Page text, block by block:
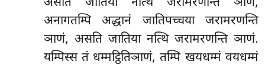
अनागतम्पि अद्धानं जातिपच्चया जरामरणन्ति
ञाणं, असति जातिया नत्थि जरामरणन्ति ञाणं.
यम्पिस्स तं धम्मट्ठितिञाणं, तम्पि खयधम्मं वयधम्मं